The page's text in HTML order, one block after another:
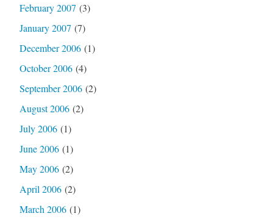
February 2007 (3)
January 2007 (7)
December 2006(1)
October 2006(4)
September 2006(2)
August 2006(2)
July 2006(1)
June 2006(1)
May 2006(2)
April 2006(2)
March 2006(1)